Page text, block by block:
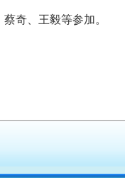
蔡奇、王毅等参加。